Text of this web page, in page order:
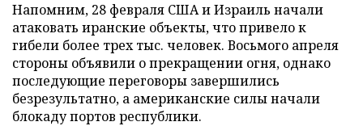
Напомним, 28 февраля США и Израиль начали
атаковать иранские объекты, что привело к
гибели более трех тыс. человек. Восьмого апреля
стороны объявили о прекращении огня, однако
последующие переговоры завершились
безрезультатно, а американские силы начали
блокаду портов республики.